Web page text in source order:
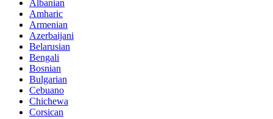
Albanian
Amharic
Armenian
Azerbaijani
Belarusian
Bengali
Bosnian
Bulgarian
Cebuano
Chichewa
Corsican